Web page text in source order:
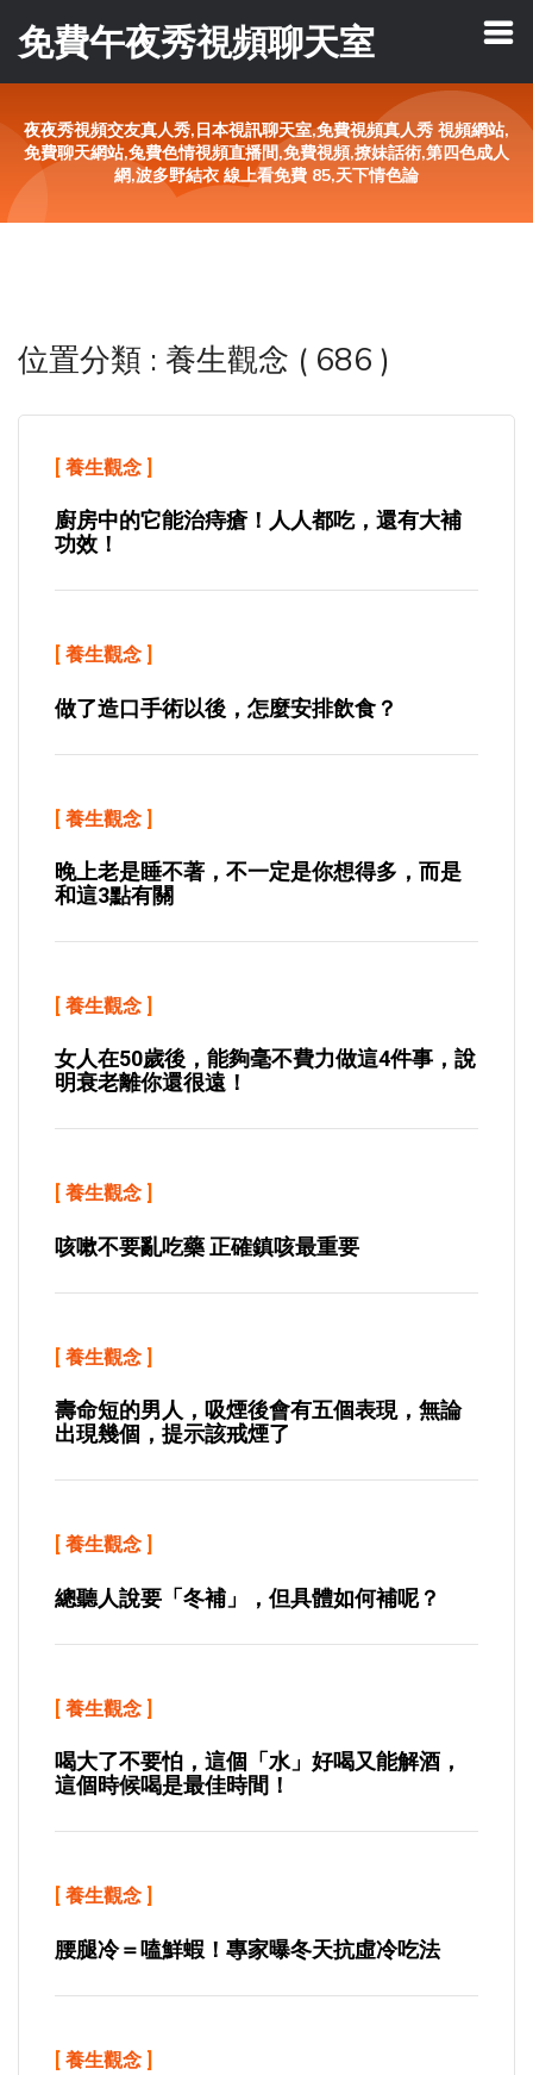
免費午夜秀視頻聊天室
夜夜秀視頻交友真人秀,日本視訊聊天室,免費視頻真人秀 視頻網站,
免費聊天網站,兔費色情視頻直播間,免費視頻,撩妹話術,第四色成人
網,波多野結衣 線上看免費 85,天下情色論
位置分類 : 養生觀念 ( 686 )
[ 養生觀念 ]
廚房中的它能治痔瘡！人人都吃，還有大補
功效！
[ 養生觀念 ]
做了造口手術以後，怎麼安排飲食？
[ 養生觀念 ]
晚上老是睡不著，不一定是你想得多，而是
和這3點有關
[ 養生觀念 ]
女人在50歲後，能夠毫不費力做這4件事，說
明衰老離你還很遠！
[ 養生觀念 ]
咳嗽不要亂吃藥 正確鎮咳最重要
[ 養生觀念 ]
壽命短的男人，吸煙後會有五個表現，無論
出現幾個，提示該戒煙了
[ 養生觀念 ]
總聽人說要「冬補」，但具體如何補呢？
[ 養生觀念 ]
喝大了不要怕，這個「水」好喝又能解酒，
這個時候喝是最佳時間！
[ 養生觀念 ]
腰腿冷＝嗑鮮蝦！專家曝冬天抗虛冷吃法
[ 養生觀念 ]